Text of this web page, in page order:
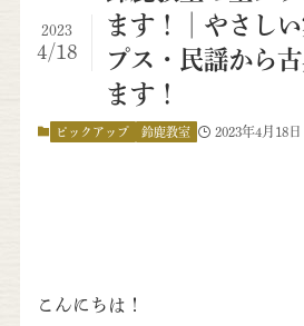
ます！│やさしい
プス・民謡から
ます！
2023
4/18
ピックアップ 鈴鹿教室 2023年4月18日
こんにちは！